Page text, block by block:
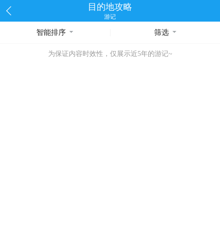
目的地攻略
游记
智能排序 筛选
为保证内容时效性，仅展示近5年的游记~